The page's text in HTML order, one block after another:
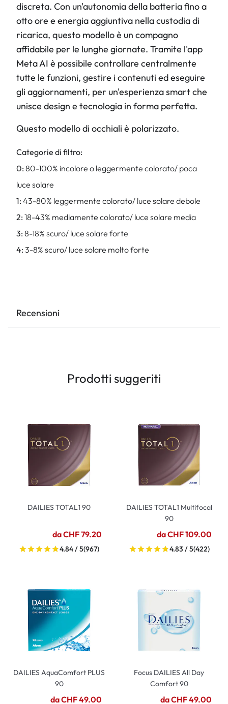
discreta. Con un'autonomia della batteria fino a
otto ore e energia aggiuntiva nella custodia di
ricarica, questo modello è un compagno
affidabile per le lunghe giornate. Tramite l'app
Meta AI è possibile controllare centralmente
tutte le funzioni, gestire i contenuti ed eseguire
gli aggiornamenti, per un'esperienza smart che
unisce design e tecnologia in forma perfetta.
Questo modello di occhiali è polarizzato.
Categorie di filtro:
0: 80-100% incolore o leggermente colorato/ poca
luce solare
1: 43-80% leggermente colorato/ luce solare debole
2: 18-43% mediamente colorato/ luce solare media
3: 8-18% scuro/ luce solare forte
4: 3-8% scuro/ luce solare molto forte
Recensioni
Prodotti suggeriti
DAILIES TOTAL1 90
da CHF 79.20
4.84 / 5(967)
DAILIES TOTAL1 Multifocal
90
da CHF 109.00
4.83 / 5(422)
DAILIES AquaComfort PLUS
90
da CHF 49.00
Focus DAILIES All Day
Comfort 90
da CHF 49.00